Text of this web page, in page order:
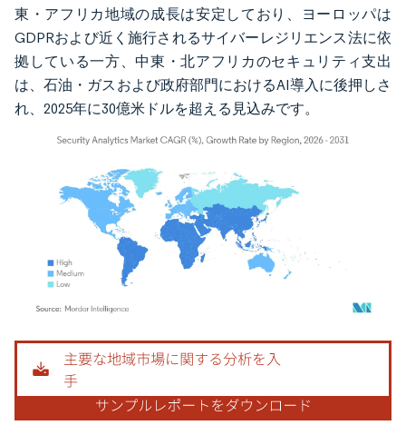
東・アフリカ地域の成長は安定しており、ヨーロッパは
GDPRおよび近く施行されるサイバーレジリエンス法に依
拠している一方、中東・北アフリカのセキュリティ支出
は、石油・ガスおよび政府部門におけるAI導入に後押しさ
れ、2025年に30億米ドルを超える見込みです。
画像 © Mordor Intelligence。再利用にはCC BY 4.0の表示が必要です。